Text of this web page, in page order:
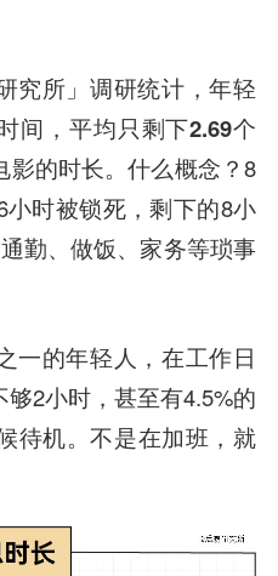
究所」调研统计，年轻
间，平均只剩下2.69个
影的时长。什么概念？8
时被锁死，剩下的8小
勤、做饭、家务等琐事
一的年轻人，在工作日
2小时，甚至有4.5%的
待机。不是在加班，就